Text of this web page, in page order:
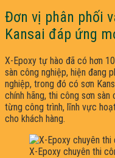
Đơn vị phân phối
Kansai đáp ứng
X-Epoxy tự hào đã có hơn
sàn công nghiệp, hiện đang
nghiệp, trong đó có sơn
chính hãng, thi công sơn
từng công trình, lĩnh vực
cho khách hàng.
X-Epoxy chuyên thi